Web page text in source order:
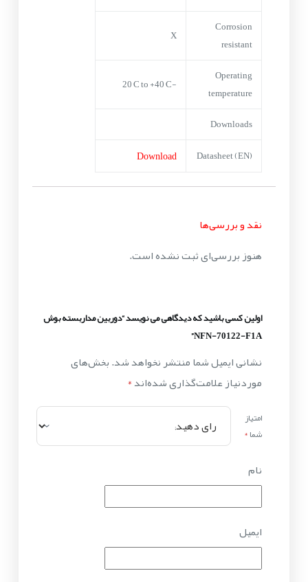
Corrosion
resistant
X
Operating
temperature
-20°C to +40°C
Downloads
Datasheet (EN)
Download
نقد و بررسی‌ها
هنوز بررسی‌ای ثبت نشده است.
اولین کسی باشید که دیدگاهی می نویسد “دوربین مداربسته بوش
NFN-70122-F1A”
نشانی ایمیل شما منتشر نخواهد شد.بخش‌های
موردنیاز علامت‌گذاری شده‌اند*
امتیاز
شما*
نام
ایمیل